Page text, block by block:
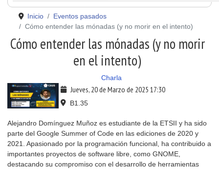
Inicio
Eventos pasados
Cómo entender las mónadas (y no morir en el intento)
Cómo entender las mónadas (y no morir
en el intento)
Charla
Jueves, 20 de Marzo de 2025 17:30
B1.35
Alejandro Domínguez Muñoz es estudiante de la ETSII y ha sido
parte del Google Summer of Code en las ediciones de 2020 y
2021. Apasionado por la programación funcional, ha contribuido a
importantes proyectos de software libre, como GNOME,
destacando su compromiso con el desarrollo de herramientas